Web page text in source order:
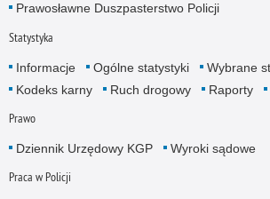
Prawosławne Duszpasterstwo Policji
Statystyka
Informacje Ogólne statystyki
Wybrane
Kodeks karny
Ruch drogowy Raporty
Prawo
Dziennik Urzędowy KGP Wyroki sądowe
Praca w Policji